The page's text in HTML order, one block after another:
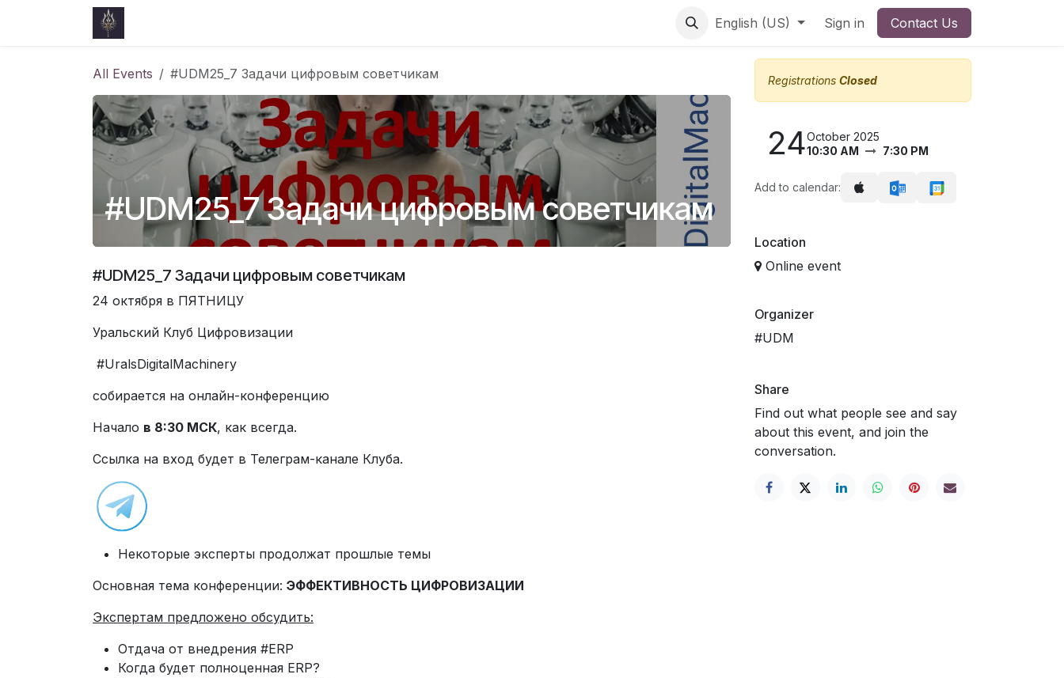
English (US) Sign in Contact Us
All Events #UDM25_7 Задачи цифровым советчикам
#UDM25_7 Задачи цифровым советчикам
#UDM25_7 Задачи цифровым советчикам
24 октября в ПЯТНИЦУ
Уральский Клуб Цифровизации
#UralsDigitalMachinery
собирается на онлайн-конференцию
Начало в 8:30 МСК, как всегда.
Ссылка на вход будет в Телеграм-канале Клуба.
Некоторые эксперты продолжат прошлые темы
Основная тема конференции: ЭФФЕКТИВНОСТЬ ЦИФРОВИЗАЦИИ
Экспертам предложено обсудить:
Отдача от внедрения #ERP
Когда будет полноценная ERP?
Registrations Closed
24October 2025
10:30 AM
7:30 PM
Add to calendar:
Location
Online event
Organizer
#UDM
Share
Find out what people see and say
about this event, and join the
conversation.